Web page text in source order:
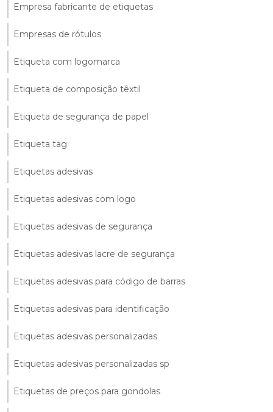
Empresa fabricante de etiquetas
Empresas de rótulos
Etiqueta com logomarca
Etiqueta de composição têxtil
Etiqueta de segurança de papel
Etiqueta tag
Etiquetas adesivas
Etiquetas adesivas com logo
Etiquetas adesivas de segurança
Etiquetas adesivas lacre de segurança
Etiquetas adesivas para código de barras
Etiquetas adesivas para identificação
Etiquetas adesivas personalizadas
Etiquetas adesivas personalizadas sp
Etiquetas de preços para gondolas